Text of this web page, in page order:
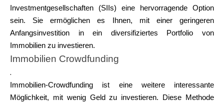
Investmentgesellschaften (SIIs) eine hervorragende Option
sein. Sie ermöglichen es Ihnen, mit einer geringeren
Anfangsinvestition in ein diversifiziertes Portfolio von
Immobilien zu investieren.
Immobilien Crowdfunding
.
Immobilien-Crowdfunding ist eine weitere interessante
Möglichkeit, mit wenig Geld zu investieren. Diese Methode